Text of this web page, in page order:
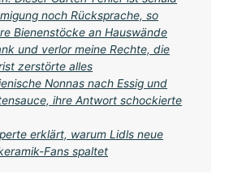
noch Rücksprache, so
Bienenstöcke an Hauswände
und verlor meine Rechte, die
zerstörte alles
Nonnas nach Essig und
ihre Antwort schockierte
erklärt, warum Lidls neue
Fans spaltet